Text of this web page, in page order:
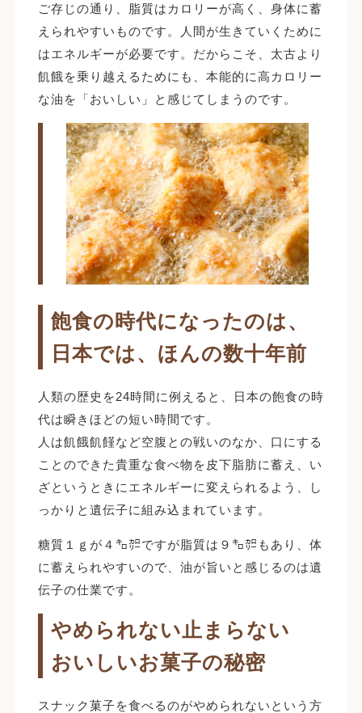
ご存じの通り、脂質はカロリーが高く、身体に蓄
えられやすいものです。人間が生きていくために
はエネルギーが必要です。だからこそ、太古より
飢餓を乗り越えるためにも、本能的に高カロリー
な油を「おいしい」と感じてしまうのです。
飽食の時代になったのは、
日本では、ほんの数十年前
人類の歴史を24時間に例えると、日本の飽食の時
代は瞬きほどの短い時間です。
人は飢餓飢饉など空腹との戦いのなか、口にする
ことのできた貴重な食べ物を皮下脂肪に蓄え、い
ざというときにエネルギーに変えられるよう、し
っかりと遺伝子に組み込まれています。
糖質１ｇが４㌔㌍ですが脂質は９㌔㌍もあり、体
に蓄えられやすいので、油が旨いと感じるのは遺
伝子の仕業です。
やめられない止まらない
おいしいお菓子の秘密
スナック菓子を食べるのがやめられないという方